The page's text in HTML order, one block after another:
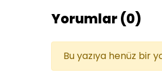
Yorumlar (0)
Bu yazıya henüz bir